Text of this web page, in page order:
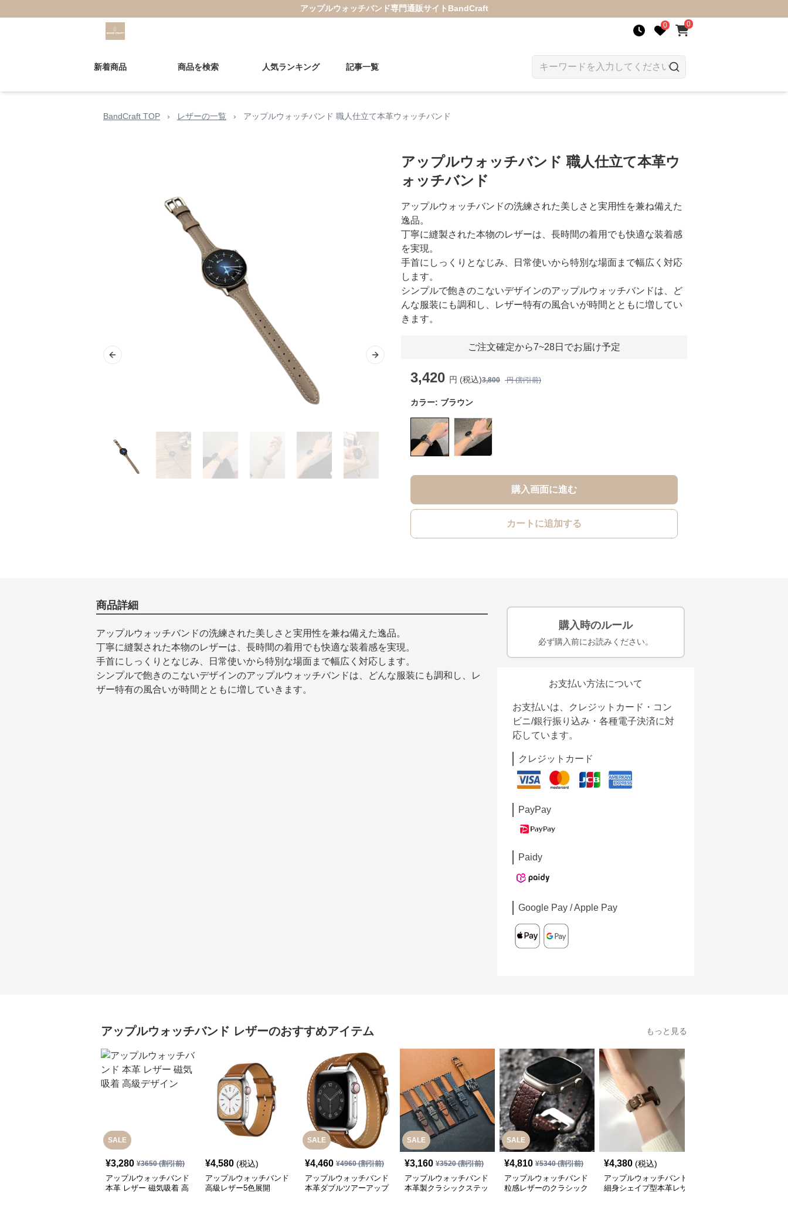
アップルウォッチバンド専門通販サイト BandCraft
0 0
新着商品 商品を検索 人気ランキング 記事一覧
BandCraft TOP › レザーの一覧 › アップルウォッチバンド 職人仕立て本革ウォッチバンド
Previous slide Next slide
アップルウォッチバンド 職人仕立て本革ウ
ォッチバンド
アップルウォッチバンドの洗練された美しさと実用性を兼ね備えた
逸品。
丁寧に縫製された本物のレザーは、長時間の着用でも快適な装着感
を実現。
手首にしっくりとなじみ、日常使いから特別な場面まで幅広く対応
します。
シンプルで飽きのこないデザインのアップルウォッチバンドは、ど
んな服装にも調和し、レザー特有の風合いが時間とともに増してい
きます。
ご注文確定から7~28日でお届け予定
3,420 円 (税込)3,800 円 (割引前)
カラー: ブラウン
購入画面に進む
カートに追加する
商品詳細
アップルウォッチバンドの洗練された美しさと実用性を兼ね備えた逸品。
丁寧に縫製された本物のレザーは、長時間の着用でも快適な装着感を実現。
手首にしっくりとなじみ、日常使いから特別な場面まで幅広く対応します。
シンプルで飽きのこないデザインのアップルウォッチバンドは、どんな服装にも調和し、レ
ザー特有の風合いが時間とともに増していきます。
購入時のルール
必ず購入前にお読みください。
お支払い方法について
お支払いは、クレジットカード・コン
ビニ/銀行振り込み・各種電子決済に対
応しています。
クレジットカード
PayPay
Paidy
Google Pay / Apple Pay
アップルウォッチバンド レザーのおすすめアイテム もっと見る
SALE
¥3,280 ¥3650(割引前)
アップルウォッチバンド
本革 レザー 磁気吸着 高
¥4,580 (税込)
アップルウォッチバンド
高級レザー5色展開
SALE
¥4,460 ¥4960(割引前)
アップルウォッチバンド
本革ダブルツアーアップ
SALE
¥3,160 ¥3520(割引前)
アップルウォッチバンド
本革製クラシックステッ
SALE
¥4,810 ¥5340(割引前)
アップルウォッチバンド
粒感レザーのクラシック
¥4,380 (税込)
アップルウォッチバンド
細身シェイプ型本革レザ